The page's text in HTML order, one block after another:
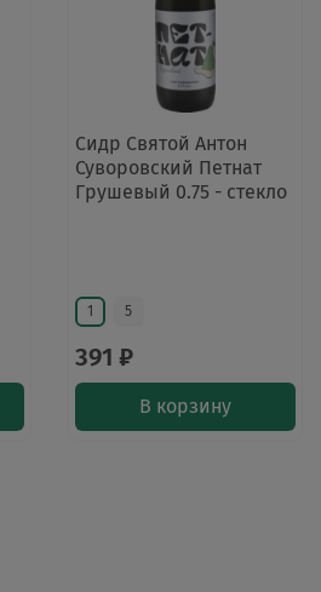
Сидр Святой Антон
Суворовский Петнат
Грушевый 0.75 - стекло
1 5
391 ₽
В корзину